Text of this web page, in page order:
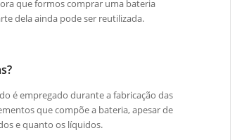
que formos comprar uma bateria
dela ainda pode ser reutilizada.
é empregado durante a fabricação das
que compõe a bateria, apesar de
e quanto os líquidos.